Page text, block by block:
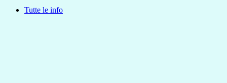
Tutte le info